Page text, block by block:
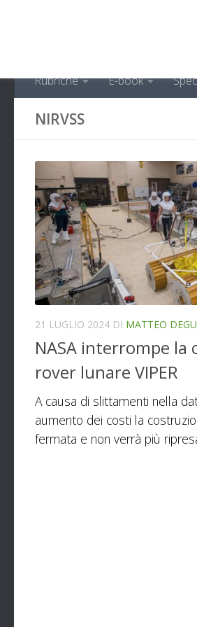
Rubriche E-book
NIRVSS
21 LUGLIO 2024 DI MATTEO
NASA interrompe la
rover lunare VIPER
A causa di slittamenti nella
aumento dei costi la
fermata e non verrà più